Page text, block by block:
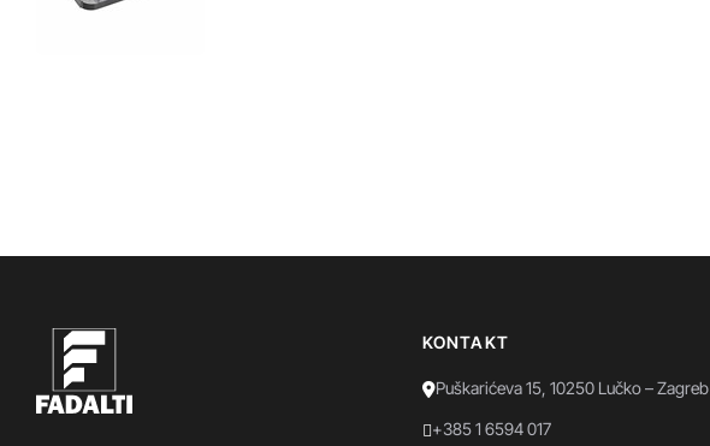
KONTAKT
Puškarićeva 15, 10250 Lučko – Zagreb
+385 1 6594 017